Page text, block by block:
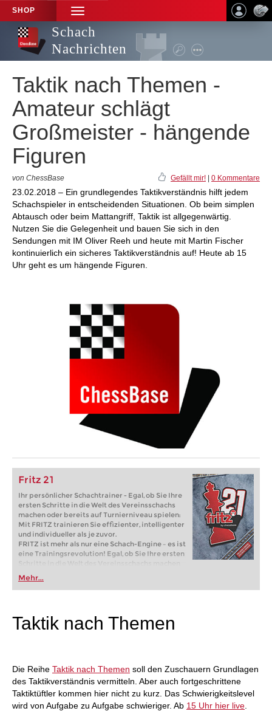
SHOP
TOGGLE
NAVIGATION
Schach
Nachrichten
Taktik nach Themen -
Amateur schlägt
Großmeister - hängende
Figuren
von ChessBase Gefällt mir! 0 Kommentare
23.02.2018 – Ein grundlegendes Taktikverständnis hilft jedem
Schachspieler in entscheidenden Situationen. Ob beim simplen
Abtausch oder beim Mattangriff, Taktik ist allgegenwärtig.
Nutzen Sie die Gelegenheit und bauen Sie sich in den
Sendungen mit IM Oliver Reeh und heute mit Martin Fischer
kontinuierlich ein sicheres Taktikverständnis auf! Heute ab 15
Uhr geht es um hängende Figuren.
Fritz 21
Ihr persönlicher Schachtrainer - Egal, ob Sie Ihre
ersten Schritte in die Welt des Vereinsschachs
machen oder bereits auf Turnierniveau spielen:
Mit FRITZ trainieren Sie effizienter, intelligenter
und individueller als je zuvor.
FRITZ ist mehr als nur eine Schach-Engine – es ist
eine Trainingsrevolution! Egal, ob Sie Ihre ersten
Schritte in die Welt des Vereinsschachs machen
oder bereits auf Turnierniveau spielen: Mit
FRITZ trainieren Sie effizienter, intelligenter und
individueller als je zuvor.
Mehr...
Taktik nach Themen
Die Reihe Taktik nach Themen soll den Zuschauern Grundlagen
des Taktikverständnis vermitteln. Aber auch fortgeschrittene
Taktiktüftler kommen hier nicht zu kurz. Das Schwierigkeitslevel
wird von Aufgabe zu Aufgabe schwieriger. Ab 15 Uhr hier live